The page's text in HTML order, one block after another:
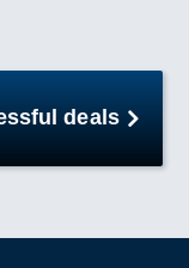
deals